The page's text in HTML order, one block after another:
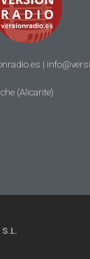
|
(Alicante)